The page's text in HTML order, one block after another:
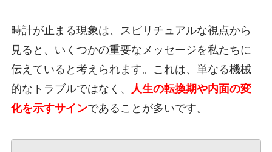
時計が止まる現象は、スピリチュアルな視点から
見ると、いくつかの重要なメッセージを私たちに
伝えていると考えられます。これは、単なる機械
的なトラブルではなく、
人生の転換期や内面の変
化を示すサインであることが多いです。